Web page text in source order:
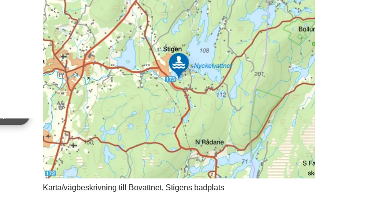
Karta/vägbeskrivning till Bovattnet, Stigens badplats